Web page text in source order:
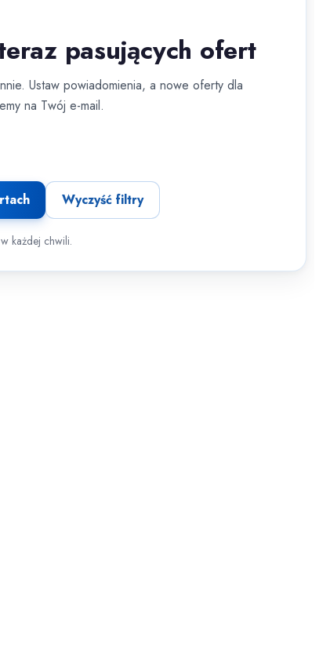
pasujących ofert
Ustaw powiadomienia, a nowe oferty dla
na Twój e-mail.
Wyczyść filtry
każdej chwili.